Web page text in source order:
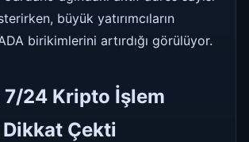
büyük yatırımcıların
birikimlerini artırdığı görülüyor.
7/24 Kripto İşlem
Çekti